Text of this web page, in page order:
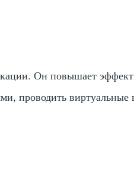
Он повышает
проводить виртуальные